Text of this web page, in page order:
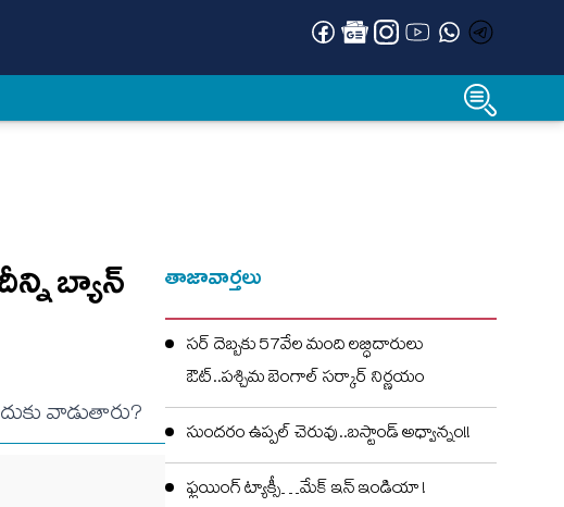
బ్యాన్‌
వాడుతారు?
తాజావార్తలు
సర్ దెబ్బకు 57వేల మంది లబ్ధిదారులు
ఔట్..పశ్చిమ బెంగాల్ సర్కార్ నిర్ణయం
సుందరం ఉప్పల్ చెరువు..బస్టాండ్ అధ్వాన్నం!!
ఫ్లయింగ్ ట్యాక్సీ…మేక్ ఇన్ ఇండియా !